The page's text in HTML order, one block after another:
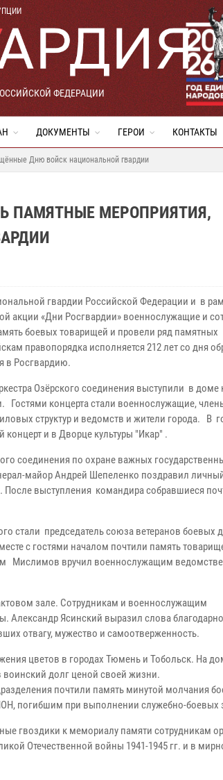
ФЕДЕРАЦИИ
ДОКУМЕНТЫ ГЕРОИ КОНТАКТЫ
Дню войск национальной гвардии
ПАМЯТНЫЕ МЕРОПРИЯТИЯ,
гвардии Российской Федерации и в
акции «Дни Росгвардии» военнослужащие и
боевых товарищей и провели ряд памятных
правопорядка исполняется 212 лет со дня
в Росгвардию.
Озёрского соединения выступили в доме
Гостями концерта стали военнослужащие,
структур и ведомств и жители города. В
и в Дворце культуры "Икар" .
соединения по охране важных
майор Андрей Шепеленко поздравил
выступления командира собравшиеся
стали председатель союза ветеранов боевых
с гостями началом почтили память
Мислимов вручил военнослужащим
зале. Сотрудникам и военнослужащим
Александр Ясинский выразил слова
отвагу, мужество и самоотверженность.
цветов в городах Тюмень и Тобольск. На
воинский долг ценой своей жизни.
почтили память минутой молчания
погибшим при выполнении служебно-боевых
гвоздики к мемориалу памяти сотрудникам
Отечественной войны 1941-1945 гг. и в